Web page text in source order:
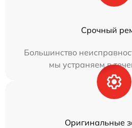
Срочный
Большинство
мы устраняем в
Оригинальные